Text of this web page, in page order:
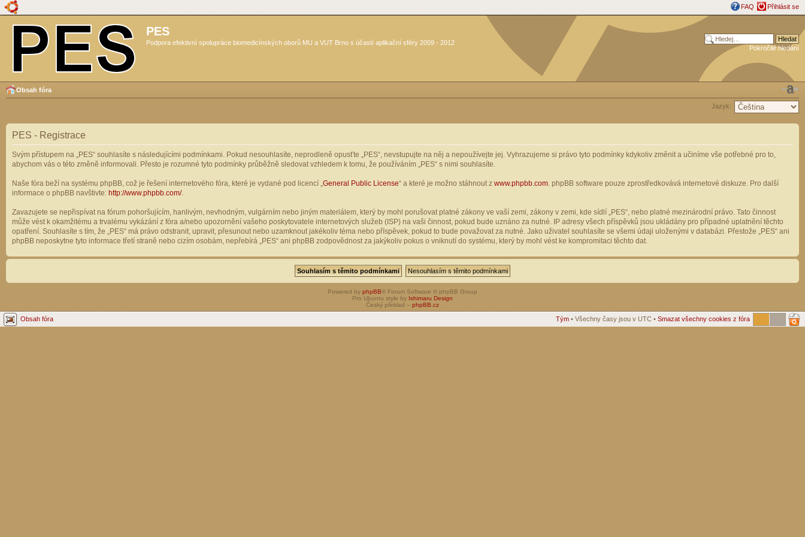
FAQ Přihlásit se
PES
Podpora efektivní spolupráce biomedicínských oborů MU a VUT Brno s účastí aplikační sféry 2009 - 2012
Pokročilé hledání
Obsah fóra
Jazyk:
PES - Registrace
Svým přístupem na „PES“ souhlasíte s následujícími podmínkami. Pokud nesouhlasíte, neprodleně opusťte „PES“, nevstupujte na něj a nepoužívejte jej. Vyhrazujeme si právo tyto podmínky kdykoliv změnit a učiníme vše potřebné pro to,
abychom vás o této změně informovali. Přesto je rozumné tyto podmínky průběžně sledovat vzhledem k tomu, že používáním „PES“ s nimi souhlasíte.
Naše fóra beží na systému phpBB, což je řešení internetového fóra, které je vydané pod licencí „ General Public License“ a které je možno stáhnout z www.phpbb.com . phpBB software pouze zprostředkovává internetové diskuze. Pro další
informace o phpBB navštivte: http://www.phpbb.com/.
Zavazujete se nepřispívat na fórum pohoršujícím, hanlivým, nevhodným, vulgárním nebo jiným materiálem, který by mohl porušovat platné zákony ve vaší zemi, zákony v zemi, kde sídlí „PES“, nebo platné mezinárodní právo. Tato činnost
může vést k okamžitému a trvalému vykázání z fóra a/nebo upozornění vašeho poskytovatele internetových služeb (ISP) na vaši činnost, pokud bude uznáno za nutné. IP adresy všech příspěvků jsou ukládány pro případné uplatnění těchto
opatření. Souhlasíte s tím, že „PES“ má právo odstranit, upravit, přesunout nebo uzamknout jakékoliv téma nebo příspěvek, pokud to bude považovat za nutné. Jako uživatel souhlasíte se všemi údaji uloženými v databázi. Přestože „PES“ ani
phpBB neposkytne tyto informace třetí straně nebo cizím osobám, nepřebírá „PES“ ani phpBB zodpovědnost za jakýkoliv pokus o vniknutí do systému, který by mohl vést ke kompromitaci těchto dat.
Powered by phpBB® Forum Software © phpBB Group
Pro Ubuntu style by Ishimaru Design
Český překlad – phpBB.cz
Obsah fóra Tým • Všechny časy jsou v UTC • Smazat všechny cookies z fóra